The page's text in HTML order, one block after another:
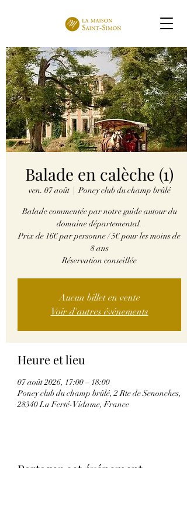
Balade en calèche (1)
ven. 07 août
  |
Poney club du champ brûlé
Balade commentée par notre guide autour du
domaine départemental.
Prix de 16€ par personne / 5€ pour les moins de
8 ans
Réservation conseillée
Aucun billet en vente
Voir d'autres événements
Heure et lieu
07 août 2026, 17:00 – 18:00
Poney club du champ brûlé, 2 Rte de Senonches,
28340 La Ferté-Vidame, France
Partager cet événement